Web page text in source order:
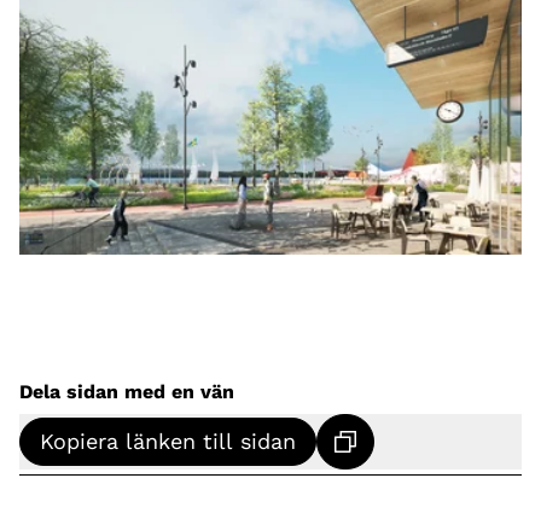
Dela sidan med en vän
Kopiera länken till sidan